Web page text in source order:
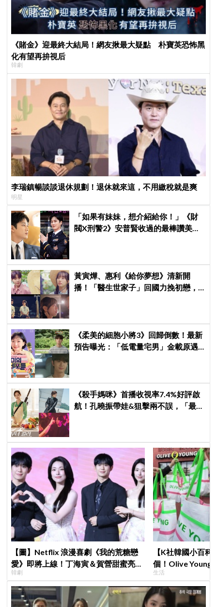
《賭金》迎最終大結局！網友揪最大疑點 朴寶英恐怖黑
化有望再拚視后
韓劇
李瑞鎮暢談談退休規劃！退休就來這，不用繳稅就是爽
明星
「如果有妹妹，想介紹給你！」《財
閥X刑警2》安普賢收過的最棒讚美，
黃寅燁、惠利《給你夢想》清新開
播！「醫生世家子」回國力挽初戀，
《柔美的細胞小將3》回歸倒數！最新
預告曝光：「低電量宅男」金載原遇
《殺手媽咪》首播收視率7.4%好評啟
航！孔曉振帶娃&狙擊兩不誤，「最狂
【圖】Netflix 浪漫喜劇《我的荒糖戀
愛》即將上線！丁海寅＆賀營甜蜜亮相
製作發表會，甜蜜CP化學反應引期待
韓劇
【K社韓國小百
個！Olive Young
遊客，機場「人
生活